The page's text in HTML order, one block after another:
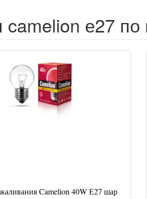
е27 по
Camelion 40W Е27 шар